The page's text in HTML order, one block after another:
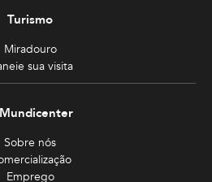
Turismo
Miradouro
sua visita
Sobre nós
Emprego